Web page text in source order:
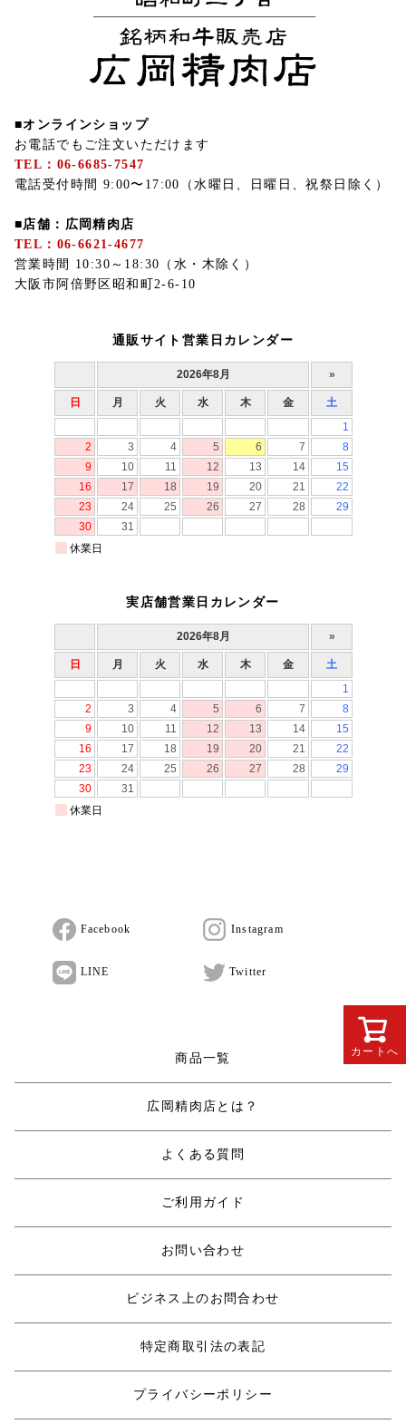
カートへ
■オンラインショップ
お電話でもご注文いただけます
TEL：06-6685-7547
電話受付時間 9:00〜17:00（水曜日、日曜日、祝祭日除く）
■店舗：広岡精肉店
TEL：06-6621-4677
営業時間 10:30～18:30（水・木除く）
大阪市阿倍野区昭和町2-6-10
通販サイト営業日カレンダー
実店舗営業日カレンダー
Facebook Instagram
LINE Twitter
商品一覧
広岡精肉店とは？
よくある質問
ご利用ガイド
お問い合わせ
ビジネス上のお問合わせ
特定商取引法の表記
プライバシーポリシー